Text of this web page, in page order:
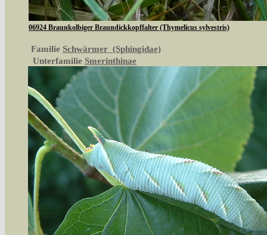
06924 Braunkolbiger Braundickkopffalter (Thymelicus sylvestris)
Familie Schwärmer (Sphingidae)
Unterfamilie Smerinthinae